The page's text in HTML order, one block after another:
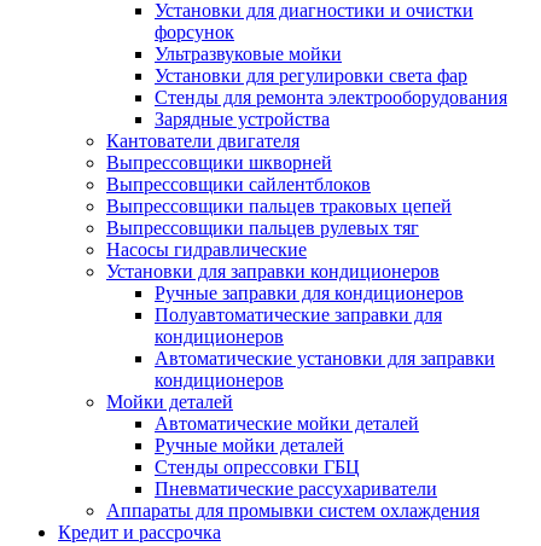
Установки для диагностики и очистки
форсунок
Ультразвуковые мойки
Установки для регулировки света фар
Стенды для ремонта электрооборудования
Зарядные устройства
Кантователи двигателя
Выпрессовщики шкворней
Выпрессовщики сайлентблоков
Выпрессовщики пальцев траковых цепей
Выпрессовщики пальцев рулевых тяг
Насосы гидравлические
Установки для заправки кондиционеров
Ручные заправки для кондиционеров
Полуавтоматические заправки для
кондиционеров
Автоматические установки для заправки
кондиционеров
Мойки деталей
Автоматические мойки деталей
Ручные мойки деталей
Стенды опрессовки ГБЦ
Пневматические рассухариватели
Аппараты для промывки систем охлаждения
Кредит и рассрочка